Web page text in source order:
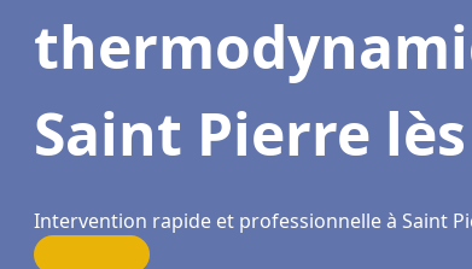
Saint Pierre
Intervention rapide et professionnelle à Saint